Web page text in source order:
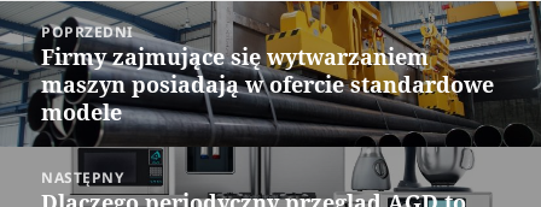
Nawigacja
wpisuPOPRZEDNI
Poprzedni
wpis:
Firmy zajmujące się wytwarzaniem
maszyn posiadają w ofercie standardowe
modele
NASTĘPNY